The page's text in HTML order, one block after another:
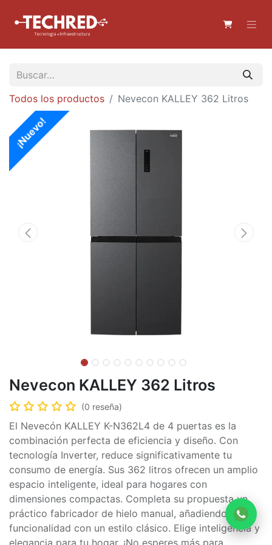
Todos los productos Nevecon KALLEY 362 Litros
¡Nuevo!
Nevecon KALLEY 362 Litros
(0 reseña)
El Nevecón KALLEY K-N362L4 de 4 puertas es la
combinación perfecta de eficiencia y diseño. Con
tecnología Inverter, reduce significativamente tu
consumo de energía. Sus 362 litros ofrecen un amplio
espacio inteligente, ideal para hogares con
dimensiones compactas. Completa su propuesta un
práctico fabricador de hielo manual, añadiendo
funcionalidad con un estilo clásico. Elige inteligencia y
elegancia para tu hogar. ¡No esperes más para